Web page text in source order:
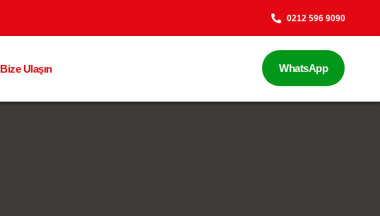
0212 596 9090
Bize Ulaşın WhatsApp